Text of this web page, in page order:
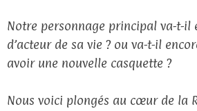
Notre personnage principal va-t-il
d’acteur de sa vie ? ou va-t-il
avoir une nouvelle casquette ?
Nous voici plongés au cœur de la